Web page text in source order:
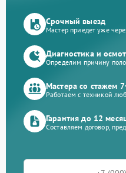
Срочный выезд
Мастер приедет уже
Диагностика и
Определим причину
Мастера со стажем
Работаем с техникой
Гарантия до 12
Составляем договор,